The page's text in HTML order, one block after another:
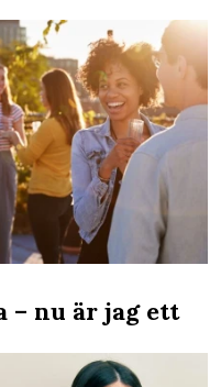
– nu är jag ett